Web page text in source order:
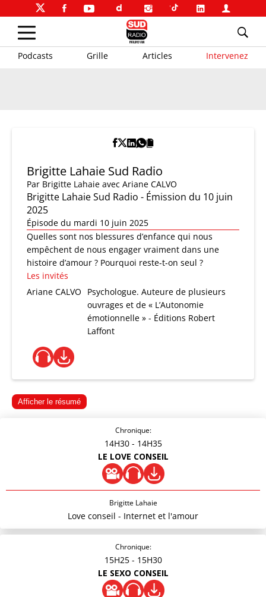
Podcasts Grille Articles Intervenez
Brigitte Lahaie Sud Radio
Par Brigitte Lahaie avec Ariane CALVO
Brigitte Lahaie Sud Radio - Émission du 10 juin
2025
Épisode du mardi 10 juin 2025
Quelles sont nos blessures d’enfance qui nous
empêchent de nous engager vraiment dans une
histoire d’amour ? Pourquoi reste-t-on seul ?
Les invités
Ariane CALVO
Psychologue. Auteure de plusieurs
ouvrages et de « L’Autonomie
émotionnelle » - Éditions Robert
Laffont
Afficher le résumé
Chronique:
14H30 - 14H35
LE LOVE CONSEIL
Brigitte Lahaie
Love conseil - Internet et l'amour
Chronique:
15H25 - 15H30
LE SEXO CONSEIL